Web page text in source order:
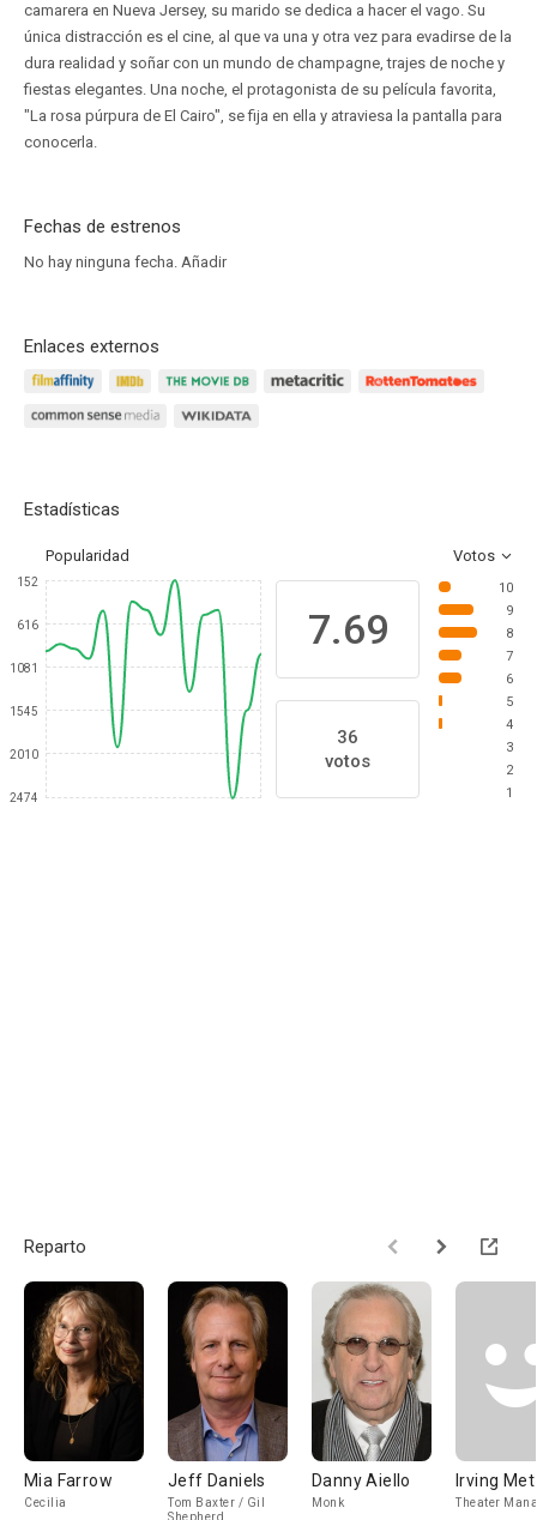
camarera en Nueva Jersey, su marido se dedica a hacer el vago. Su
única distracción es el cine, al que va una y otra vez para evadirse de la
dura realidad y soñar con un mundo de champagne, trajes de noche y
fiestas elegantes. Una noche, el protagonista de su película favorita,
"La rosa púrpura de El Cairo", se fija en ella y atraviesa la pantalla para
conocerla.
Fechas de estrenos
No hay ninguna fecha. Añadir
Enlaces externos
Estadísticas
Popularidad Votos
152
616
1081
1545
2010
2474
7.69
36
votos
10
9
8
7
6
5
4
3
2
1
Reparto
Mia Farrow
Cecilia
Jeff Daniels
Tom Baxter / Gil
Shepherd
Danny Aiello
Monk
Irving
Theater